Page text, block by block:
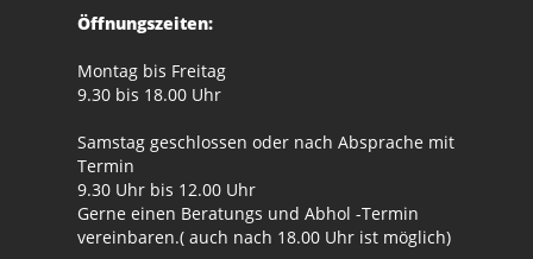
Öffnungszeiten:
Montag bis Freitag
9.30 bis 18.00 Uhr
Samstag geschlossen oder nach Absprache mit
Termin
9.30 Uhr bis 12.00 Uhr
Gerne einen Beratungs und Abhol -Termin
vereinbaren.( auch nach 18.00 Uhr ist möglich)